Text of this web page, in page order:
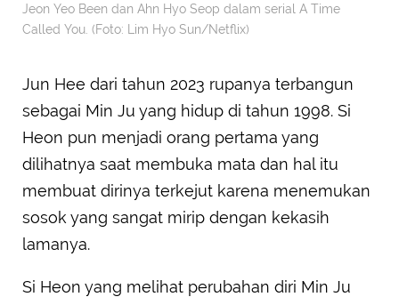
Jeon Yeo Been dan Ahn Hyo Seop dalam serial A Time
Called You. (Foto: Lim Hyo Sun/Netflix)
Jun Hee dari tahun 2023 rupanya terbangun
sebagai Min Ju yang hidup di tahun 1998. Si
Heon pun menjadi orang pertama yang
dilihatnya saat membuka mata dan hal itu
membuat dirinya terkejut karena menemukan
sosok yang sangat mirip dengan kekasih
lamanya.
Si Heon yang melihat perubahan diri Min Ju